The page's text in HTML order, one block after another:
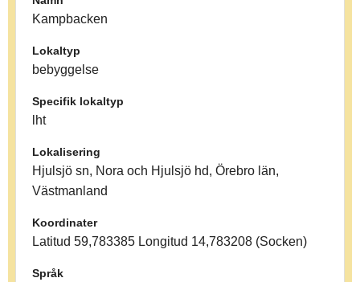
Kampbacken
Lokaltyp
bebyggelse
Specifik lokaltyp
lht
Lokalisering
Hjulsjö sn, Nora och Hjulsjö hd, Örebro län,
Västmanland
Koordinater
Latitud 59,783385 Longitud 14,783208 (Socken)
Språk